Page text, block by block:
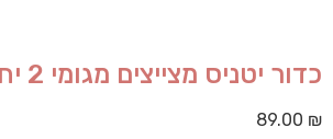
כדור יטניס מצייצים מגומי 2 יחידות
89.00 ₪